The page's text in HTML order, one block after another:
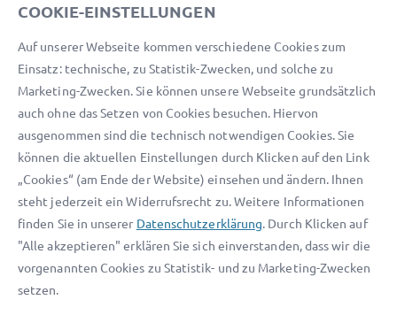
E-Mail:service@advocado.com
© 2026 advocado - einfach online den passenden Rechtsanwalt finden
Auszeichnungen:
COOKIE-EINSTELLUNGEN
Auf unserer Webseite kommen verschiedene Cookies zum
Einsatz: technische, zu Statistik-Zwecken, und solche zu
Marketing-Zwecken. Sie können unsere Webseite grundsätzlich
auch ohne das Setzen von Cookies besuchen. Hiervon
ausgenommen sind die technisch notwendigen Cookies. Sie
können die aktuellen Einstellungen durch Klicken auf den Link
„Cookies“ (am Ende der Website) einsehen und ändern. Ihnen
steht jederzeit ein Widerrufsrecht zu. Weitere Informationen
finden Sie in unserer Datenschutzerklärung. Durch Klicken auf
"Alle akzeptieren" erklären Sie sich einverstanden, dass wir die
vorgenannten Cookies zu Statistik- und zu Marketing-Zwecken
setzen.